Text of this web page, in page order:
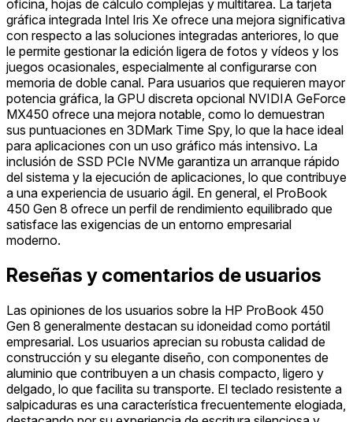
oficina, hojas de cálculo complejas y multitarea. La tarjeta
gráfica integrada Intel Iris Xe ofrece una mejora significativa
con respecto a las soluciones integradas anteriores, lo que
le permite gestionar la edición ligera de fotos y vídeos y los
juegos ocasionales, especialmente al configurarse con
memoria de doble canal. Para usuarios que requieren mayor
potencia gráfica, la GPU discreta opcional NVIDIA GeForce
MX450 ofrece una mejora notable, como lo demuestran
sus puntuaciones en 3DMark Time Spy, lo que la hace ideal
para aplicaciones con un uso gráfico más intensivo. La
inclusión de SSD PCIe NVMe garantiza un arranque rápido
del sistema y la ejecución de aplicaciones, lo que contribuye
a una experiencia de usuario ágil. En general, el ProBook
450 Gen 8 ofrece un perfil de rendimiento equilibrado que
satisface las exigencias de un entorno empresarial
moderno.
Reseñas y comentarios de usuarios
Las opiniones de los usuarios sobre la HP ProBook 450
Gen 8 generalmente destacan su idoneidad como portátil
empresarial. Los usuarios aprecian su robusta calidad de
construcción y su elegante diseño, con componentes de
aluminio que contribuyen a un chasis compacto, ligero y
delgado, lo que facilita su transporte. El teclado resistente a
salpicaduras es una característica frecuentemente elogiada,